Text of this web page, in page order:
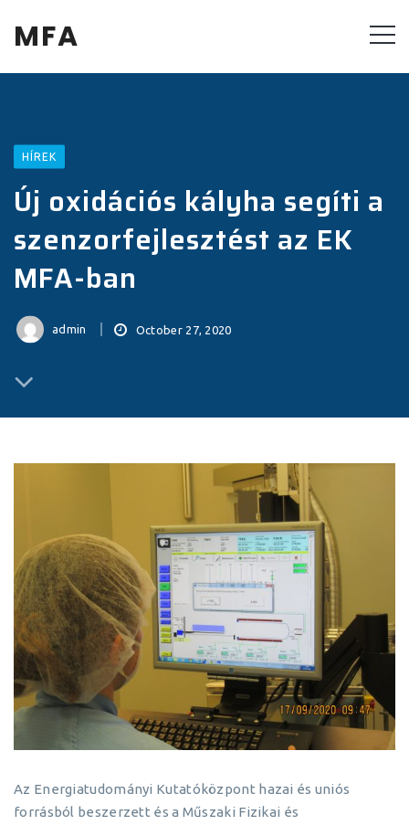
MFA
HÍREK
Új oxidációs kályha segíti a
szenzorfejlesztést az EK
MFA-ban
admin October 27, 2020
Az Energiatudományi Kutatóközpont hazai és uniós
forrásból beszerzett és a Műszaki Fizikai és